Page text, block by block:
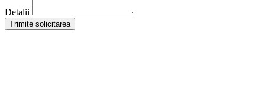
Detalii
Trimite solicitarea